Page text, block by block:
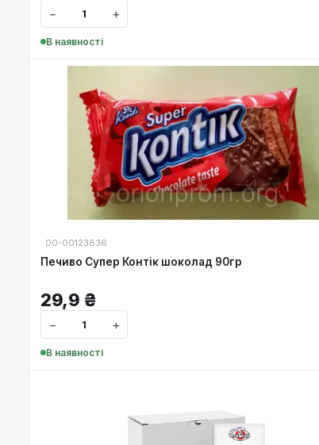
− +
В наявності
00-00123836
Печиво Супер Контік шоколад 90гр
29,9 ₴
− +
В наявності